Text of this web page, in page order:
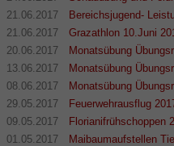
21.06.2017
Bereichsjugend-
21.06.2017
Grazathlon 10.Juni
20.06.2017
Monatsübung
13.06.2017
Monatsübung
08.06.2017
Monatsübung
29.05.2017
Feuerwehrausflug
09.05.2017
Florianifrühschoppen
01.05.2017
Maibaumaufstellen